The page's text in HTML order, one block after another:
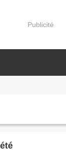
Publicité